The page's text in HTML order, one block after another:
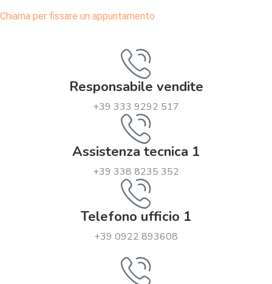
Chiama per fissare un appuntamento
Responsabile vendite
+39 333 9292 517
Assistenza tecnica 1
+39 338 8235 352
Telefono ufficio 1
+39 0922 893608